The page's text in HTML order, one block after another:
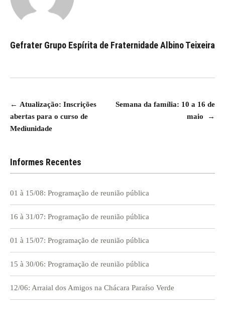
Gefrater Grupo Espírita de Fraternidade Albino Teixeira
Navegação
de
← Atualização: Inscrições
abertas para o curso de
Mediunidade
Semana da família: 10 a 16 de
maio
→
Informes Recentes
01 à 15/08: Programação de reunião pública
16 à 31/07: Programação de reunião pública
01 à 15/07: Programação de reunião pública
15 à 30/06: Programação de reunião pública
12/06: Arraial dos Amigos na Chácara Paraíso Verde